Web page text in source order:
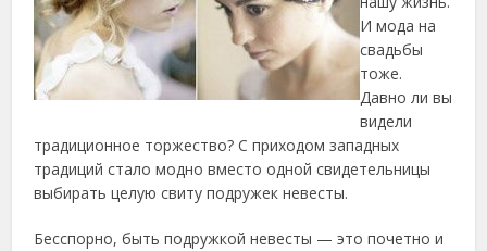
И мода на
свадьбы
тоже.
Давно ли вы
видели
традиционное торжество? С приходом западных
традиций стало модно вместо одной свидетельницы
выбирать целую свиту подружек невесты.
Бесспорно, быть подружкой невесты — это почетно и